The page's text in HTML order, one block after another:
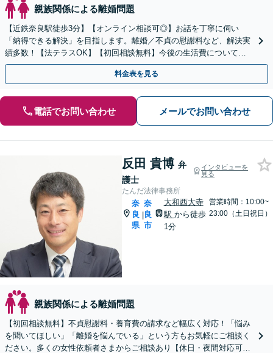
親族関係による離婚問題
【近鉄奈良駅徒歩3分】【オンライン相談可◎】お話を丁寧に伺い
「納得できる解決」を目指します。離婚／不貞の慰謝料など、解決実
績多数！【法テラスOK】【初回相談無料】今後の生活費について不
安な方、まずはお電話ください。
料金表を見る
電話でお問い合わせ メールでお問い合わせ
反田 貴博 弁
護士
インタビューを
見る
たんだ法律事務所
奈
良
県
|
奈
良
市
大和西大寺
駅 から徒歩
1分
営業時間：10:00~
23:00（土日祝日）
親族関係による離婚問題
【初回相談無料】不貞慰謝料・養育費の請求など幅広く対応！「悩み
を聞いてほしい」「離婚を悩んでいる」という方もお気軽にご相談く
ださい。多くの女性依頼者さまからご相談あり【休日・夜間対応可】